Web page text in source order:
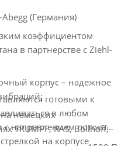
(Германия)
коэффициентом
в партнерстве с Ziehl-
корпус – надежное
немецких
TRUMPF, RAS, Bollhoff;
готовыми к
в любом
с направлением потока
на корпусе